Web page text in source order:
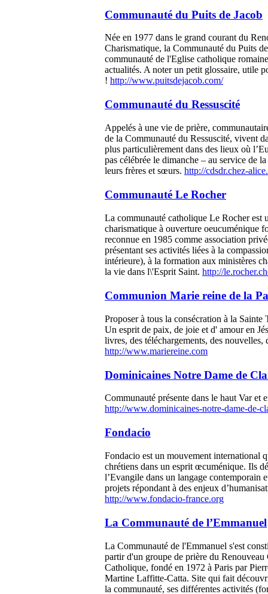
Communauté du Puits de Jacob
Née en 1977 dans le grand courant du
Charismatique, la Communauté du Puits
communauté de l'Eglise catholique
actualités. A noter un petit glossaire, utile
! http://www.puitsdejacob.com/
Communauté du Ressuscité
Appelés à une vie de prière,
de la Communauté du Ressuscité, vivent
plus particulièrement dans des lieux où
pas célébrée le dimanche – au service de
leurs frères et sœurs. http://cdsdr.chez-
Communauté Le Rocher
La communauté catholique Le Rocher est
charismatique à ouverture oeucuménique
reconnue en 1985 comme association
présentant ses activités liées à la
intérieure), à la formation aux ministères
la vie dans l\'Esprit Saint. http://
Communion Marie reine de la
Proposer à tous la consécration à la
Un esprit de paix, de joie et d' amour en
livres, des téléchargements, des nouvelles,
http://www.mariereine.com
Dominicaines Notre Dame de
Communauté présente dans le haut Var et
http://www.dominicaines-notre-dame-de-
Fondacio
Fondacio est un mouvement international
chrétiens dans un esprit œcuménique. Ils
l’Evangile dans un langage contemporain
projets répondant à des enjeux
http://www.fondacio-france.org
La Communauté de l’Emmanuel
La Communauté de l'Emmanuel s'est
partir d'un groupe de prière du Renouveau
Catholique, fondé en 1972 à Paris par
Martine Laffitte-Catta. Site qui fait
la communauté, ses différentes activités